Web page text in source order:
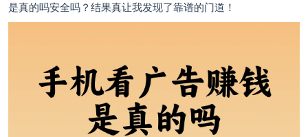
是真的吗安全吗？结果真让我发现了靠谱的门道！